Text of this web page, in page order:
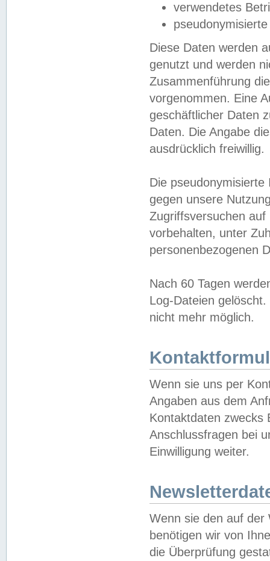
verwendetes
Diese Daten werden
genutzt und werden
Zusammenführung
vorgenommen. Eine
geschäftlicher Daten
Daten. Die Angabe
ausdrücklich freiwillig.
Die
gegen unsere
Zugriffsversuchen
vorbehalten, unter
personenbezogenen
Nach 60 Tagen
Log-Dateien
nicht mehr möglich.
Wenn sie uns per
Angaben aus dem
Kontaktdaten zwecks
Anschlussfragen bei
Einwilligung weiter.
Wenn sie den auf der
benötigen wir von
die Überprüfung